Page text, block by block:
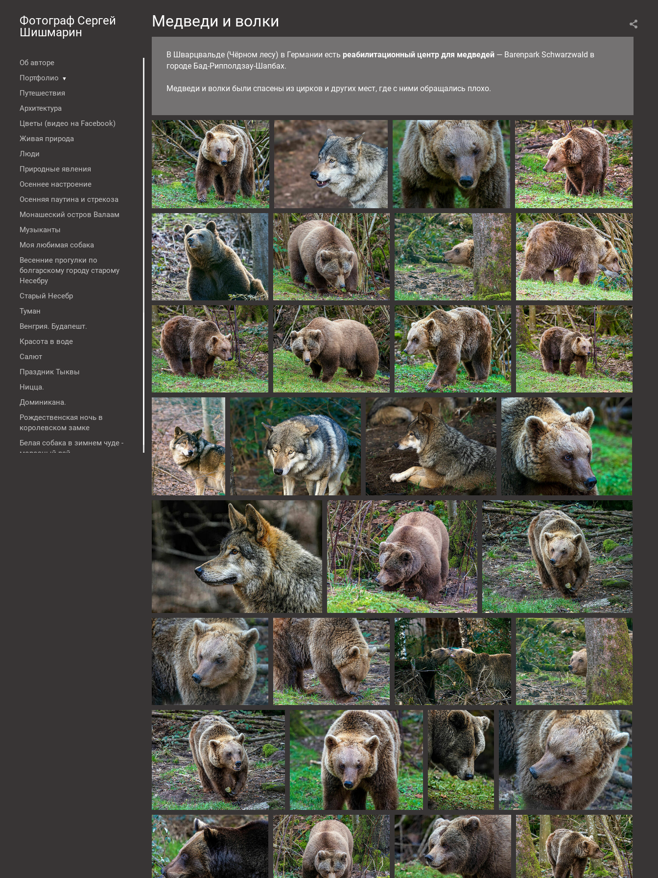
Фотограф Сергей
Шишмарин
Об авторе
Портфолио
▼
Путешествия
Архитектура
Цветы (видео на Facebook)
Живая природа
Люди
Природные явления
Осеннее настроение
Осенняя паутина и стрекоза
Монашеский остров Валаам
Музыканты
Моя любимая собака
Весенние прогулки по
болгарскому городу старому
Несебру
Старый Несебр
Туман
Венгрия. Будапешт.
Красота в воде
Салют
Праздник Тыквы
Ницца.
Доминикана.
Рождественская ночь в
королевском замке
Белая собака в зимнем чуде -
морозный рай
Медведи и волки
В Шварцвальде (Чёрном лесу) в Германии есть реабилитационный центр для медведей — Barenpark Schwarzwald в
городе Бад-Рипполдзау-Шапбах.
Медведи и волки были спасены из цирков и других мест, где с ними обращались плохо.